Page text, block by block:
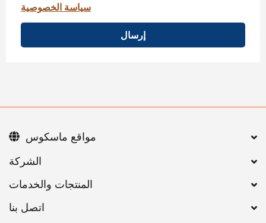
سياسة الخصوصية
إرسال
اتصل بنا
مواقع ماسكوس